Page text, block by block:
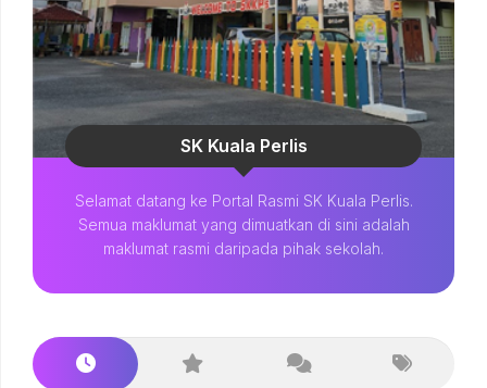
SK Kuala Perlis
Selamat datang ke Portal Rasmi SK Kuala Perlis.
Semua maklumat yang dimuatkan di sini adalah
maklumat rasmi daripada pihak sekolah.